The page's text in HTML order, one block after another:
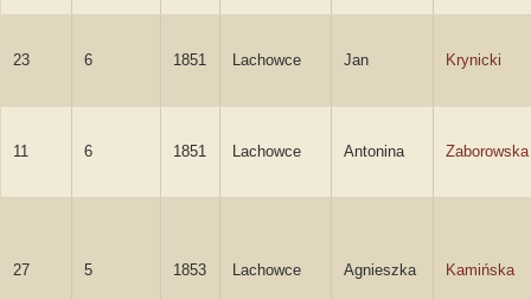
23 6 1851 Lachowce Jan Krynicki
11 6 1851 Lachowce Antonina Zaborowska
27 5 1853 Lachowce Agnieszka Kamińska